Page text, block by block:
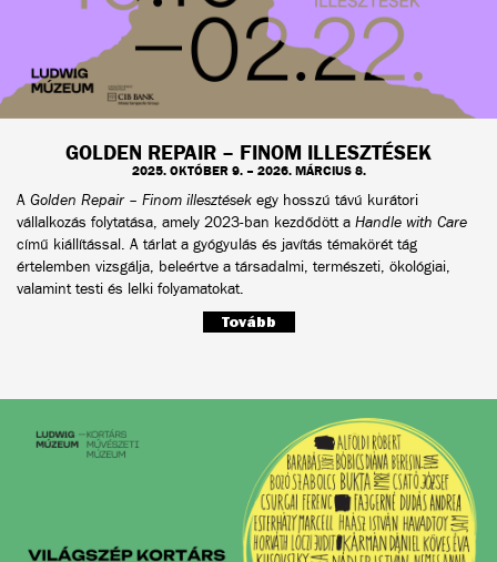
GOLDEN REPAIR – FINOM ILLESZTÉSEK
2025. OKTÓBER 9. – 2026. MÁRCIUS 8.
A Golden Repair – Finom illesztések egy hosszú távú kurátori
vállalkozás folytatása, amely 2023-ban kezdődött a Handle with Care
című kiállítással. A tárlat a gyógyulás és javítás témakörét tág
értelemben vizsgálja, beleértve a társadalmi, természeti, ökológiai,
valamint testi és lelki folyamatokat.
Tovább